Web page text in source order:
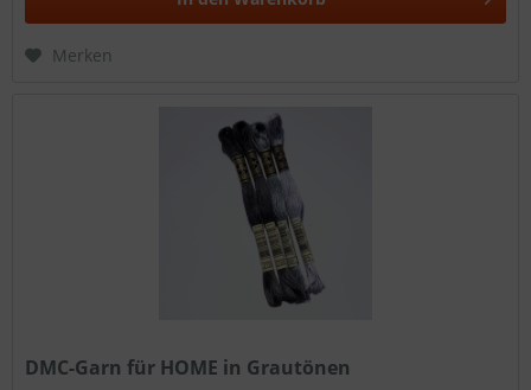
Merken
DMC-Garn für HOME in Grautönen